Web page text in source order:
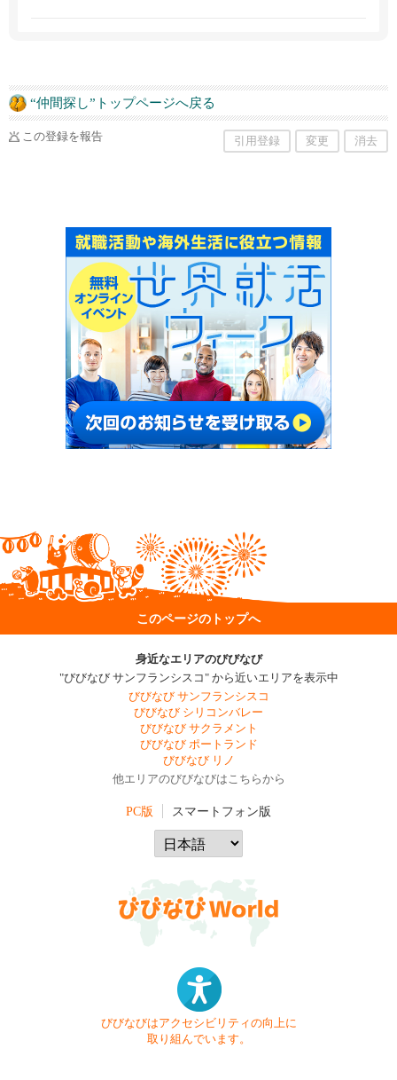
“仲間探し”トップページへ戻る
この登録を報告 引用登録 変更 消去
このページのトップへ
身近なエリアのびびなび
"びびなび サンフランシスコ" から近いエリアを表示中
びびなび サンフランシスコ
びびなび シリコンバレー
びびなび サクラメント
びびなび ポートランド
びびなび リノ
他エリアのびびなびはこちらから
PC版 スマートフォン版
びびなびはアクセシビリティの向上に
取り組んでいます。